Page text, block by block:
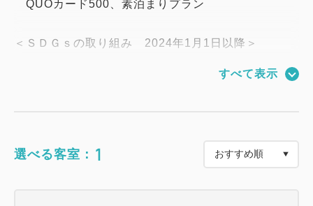
QUOカード500、素泊まりプラン
＜ＳＤＧｓの取り組み 2024年1月1日以降＞
バスタオル・フェイスタオルはドアの前にご用意させ
すべて表示
選べる客室： 1